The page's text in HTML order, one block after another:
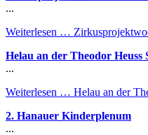
...
Weiterlesen …
Helau an der Theodor Heuss
...
Weiterlesen … Helau an der
2. Hanauer Kinderplenum
...